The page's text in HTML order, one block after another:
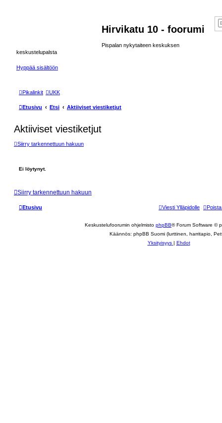
Hirvikatu 10 - foorumi
Pispalan nykytaiteen keskuksen
keskustelupalsta
Hyppää sisältöön
Pikalinkit UKK
Etusivu Etsi Aktiiviset viestiketjut
Aktiiviset viestiketjut
Siirry tarkennettuun hakuun
Ei löytynyt.
Siirry tarkennettuun hakuun
Etusivu Viesti Ylläpidolle
Keskustelufoorumin ohjelmisto phpBB® Forum Software ©
Käännös: phpBB Suomi (lurttinen, harritapio,
Yksityisyys | Ehdot